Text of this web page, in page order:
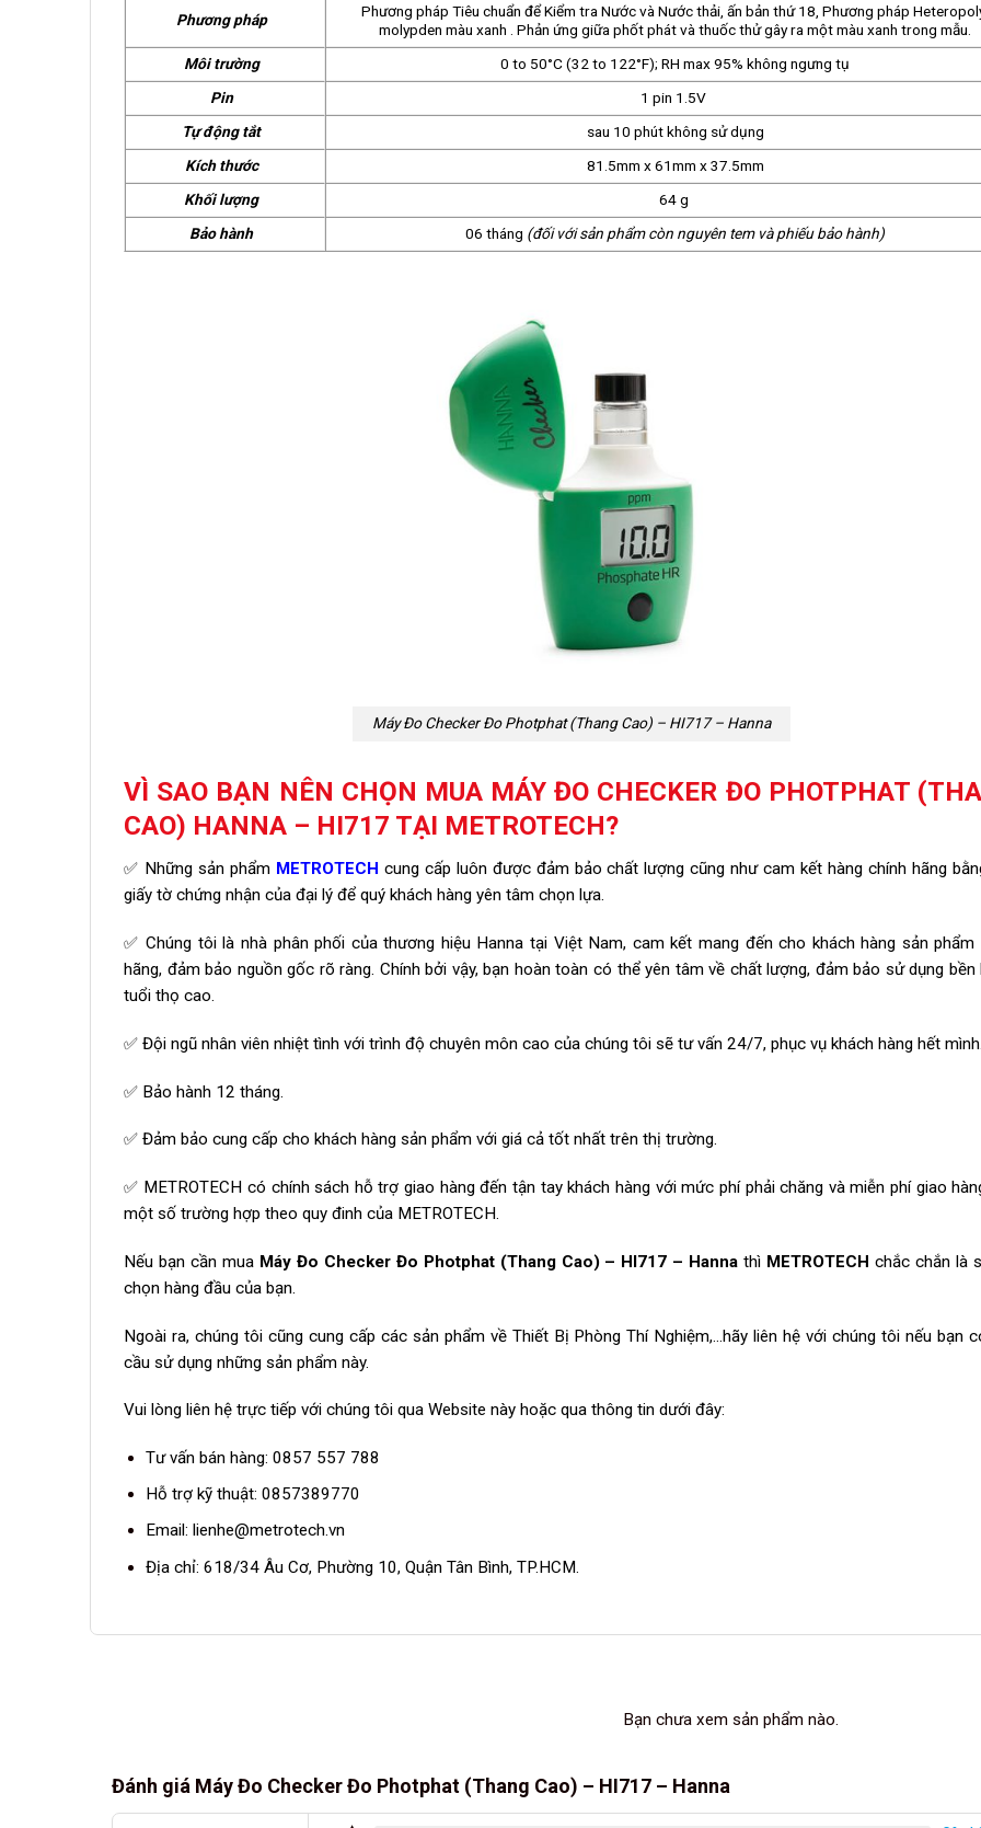
Phương pháp
Phương pháp Tiêu chuẩn để Kiểm tra Nước và Nước thải, ấn bản thứ 18, Phương pháp
molypden màu xanh . Phản ứng giữa phốt phát và thuốc thử gây ra một màu xanh trong mẫu.
Môi trường
0 to 50°C (32 to 122°F); RH max 95% không ngưng tụ
Pin
1 pin 1.5V
Tự động tắt
sau 10 phút không sử dụng
Kích thước
81.5mm x 61mm x 37.5mm
Khối lượng
64 g
Bảo hành
06 tháng (đối với sản phẩm còn nguyên tem và phiếu bảo hành)
Máy Đo Checker Đo Photphat (Thang Cao) – HI717 – Hanna
VÌ SAO BẠN NÊN CHỌN MUA MÁY ĐO CHECKER ĐO PHOTPHAT
CAO) HANNA – HI717 TẠI METROTECH?
✅ Những sản phẩm METROTECH cung cấp luôn được đảm bảo chất lượng cũng như cam kết hàng chính hãng
giấy tờ chứng nhận của đại lý để quý khách hàng yên tâm chọn lựa.
✅ Chúng tôi là nhà phân phối của thương hiệu Hanna tại Việt Nam, cam kết mang đến cho khách hàng sản phẩm
hãng, đảm bảo nguồn gốc rõ ràng. Chính bởi vậy, bạn hoàn toàn có thể yên tâm về chất lượng, đảm bảo sử dụng bền
tuổi thọ cao.
✅ Đội ngũ nhân viên nhiệt tình với trình độ chuyên môn cao của chúng tôi sẽ tư vấn 24/7, phục vụ khách hàng hết
✅ Bảo hành 12 tháng.
✅ Đảm bảo cung cấp cho khách hàng sản phẩm với giá cả tốt nhất trên thị trường.
✅ METROTECH có chính sách hỗ trợ giao hàng đến tận tay khách hàng với mức phí phải chăng và miễn phí giao
một số trường hợp theo quy đinh của METROTECH.
Nếu bạn cần mua Máy Đo Checker Đo Photphat (Thang Cao) – HI717 – Hanna thì METROTECH chắc chắn là
chọn hàng đầu của bạn.
Ngoài ra, chúng tôi cũng cung cấp các sản phẩm về Thiết Bị Phòng Thí Nghiệm,…hãy liên hệ với chúng tôi nếu bạn
cầu sử dụng những sản phẩm này.
Vui lòng liên hệ trực tiếp với chúng tôi qua Website này hoặc qua thông tin dưới đây:
Tư vấn bán hàng: 0857 557 788
Hỗ trợ kỹ thuật: 0857389770
Email: lienhe@metrotech.vn
Địa chỉ: 618/34 Âu Cơ, Phường 10, Quận Tân Bình, TP.HCM.
Bạn chưa xem sản phẩm nào.
Đánh giá Máy Đo Checker Đo Photphat (Thang Cao) – HI717 – Hanna